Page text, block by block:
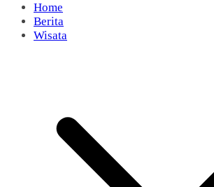
Home
Berita
Wisata